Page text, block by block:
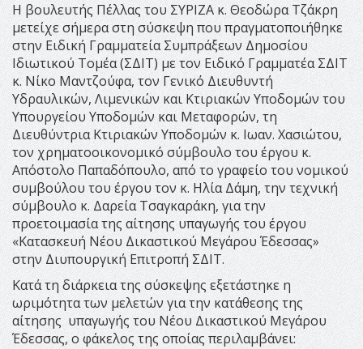
Η βουλευτής Πέλλας του ΣΥΡΙΖΑ κ. Θεοδώρα Τζάκρη
μετείχε σήμερα στη σύσκεψη που πραγματοποιήθηκε
στην Ειδική Γραμματεία Συμπράξεων Δημοσίου
Ιδιωτικού Τομέα (ΣΔΙΤ) με τον Ειδικό Γραμματέα ΣΔΙΤ
κ. Νίκο Μαντζούφα, τον Γενικό Διευθυντή
Υδραυλικών, Λιμενικών και Κτιριακών Υποδομών του
Υπουργείου Υποδομών και Μεταφορών, τη
Διευθύντρια Κτιριακών Υποδομών κ. Ιωαν. Χασιώτου,
τον χρηματοοικονομικό σύμβουλο του έργου κ.
Απόστολο Παπαδόπουλο, από το γραφείο του νομικού
συμβούλου του έργου τον κ. Ηλία Δάμη, την τεχνική
σύμβουλο κ. Δαρεία Τσαγκαράκη, για την
προετοιμασία της αίτησης υπαγωγής του έργου
«Κατασκευή Νέου Δικαστικού Μεγάρου Έδεσσας»
στην Διυπουργική Επιτροπή ΣΔΙΤ.
Κατά τη διάρκεια της σύσκεψης εξετάστηκε η
ωριμότητα των μελετών για την κατάθεσης της
αίτησης υπαγωγής του Νέου Δικαστικού Μεγάρου
Έδεσσας, ο φάκελος της οποίας περιλαμβάνει: